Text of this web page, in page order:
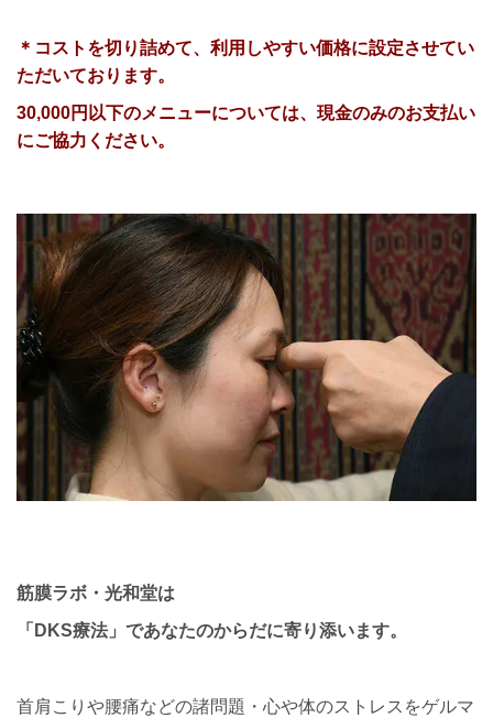
＊コストを切り詰めて、利用しやすい価格に設定させてい
ただいております。
30,000円以下のメニューについては、現金のみのお支払い
にご協力ください。
筋膜ラボ・光和堂は
「DKS療法」であなたのからだに寄り添います。
首肩こりや腰痛などの諸問題・心や体のストレスをゲルマ